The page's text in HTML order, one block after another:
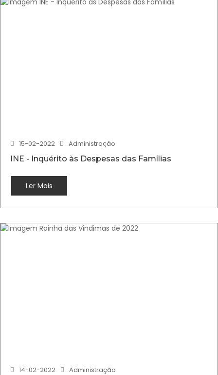
15-02-2022
Administração
INE - Inquérito às Despesas das Famílias
Ler Mais
14-02-2022
Administração